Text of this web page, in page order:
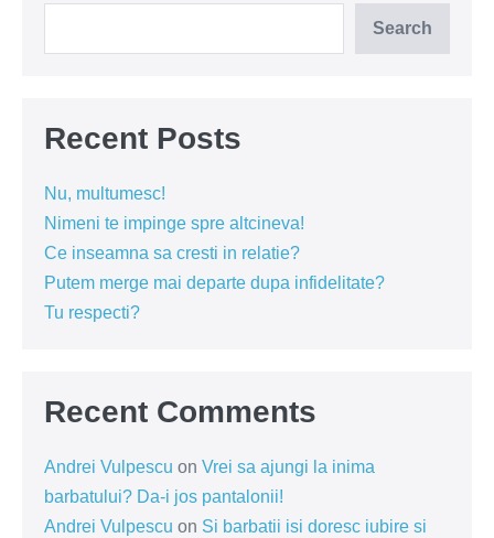
Search
Recent Posts
Nu, multumesc!
Nimeni te impinge spre altcineva!
Ce inseamna sa cresti in relatie?
Putem merge mai departe dupa infidelitate?
Tu respecti?
Recent Comments
Andrei Vulpescu on Vrei sa ajungi la inima
barbatului? Da-i jos pantalonii!
Andrei Vulpescu on Si barbatii isi doresc iubire si